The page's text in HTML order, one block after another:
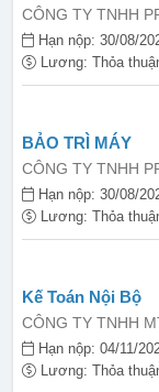
CÔNG TY TNHH
Hạn nộp: 30/08/
Lương: Thỏa
BẢO TRÌ MÁY
CÔNG TY TNHH
Hạn nộp: 30/08/
Lương: Thỏa
Kế Toán Nội Bộ
CÔNG TY TNHH
Hạn nộp: 04/11/
Lương: Thỏa